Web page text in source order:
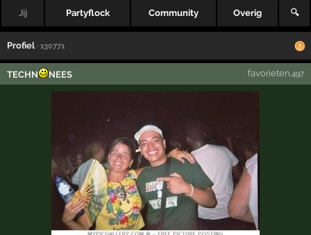
Jij Partyflock Community Overig 🔍
Profiel · 130771
TECHN NEES favorieten,497